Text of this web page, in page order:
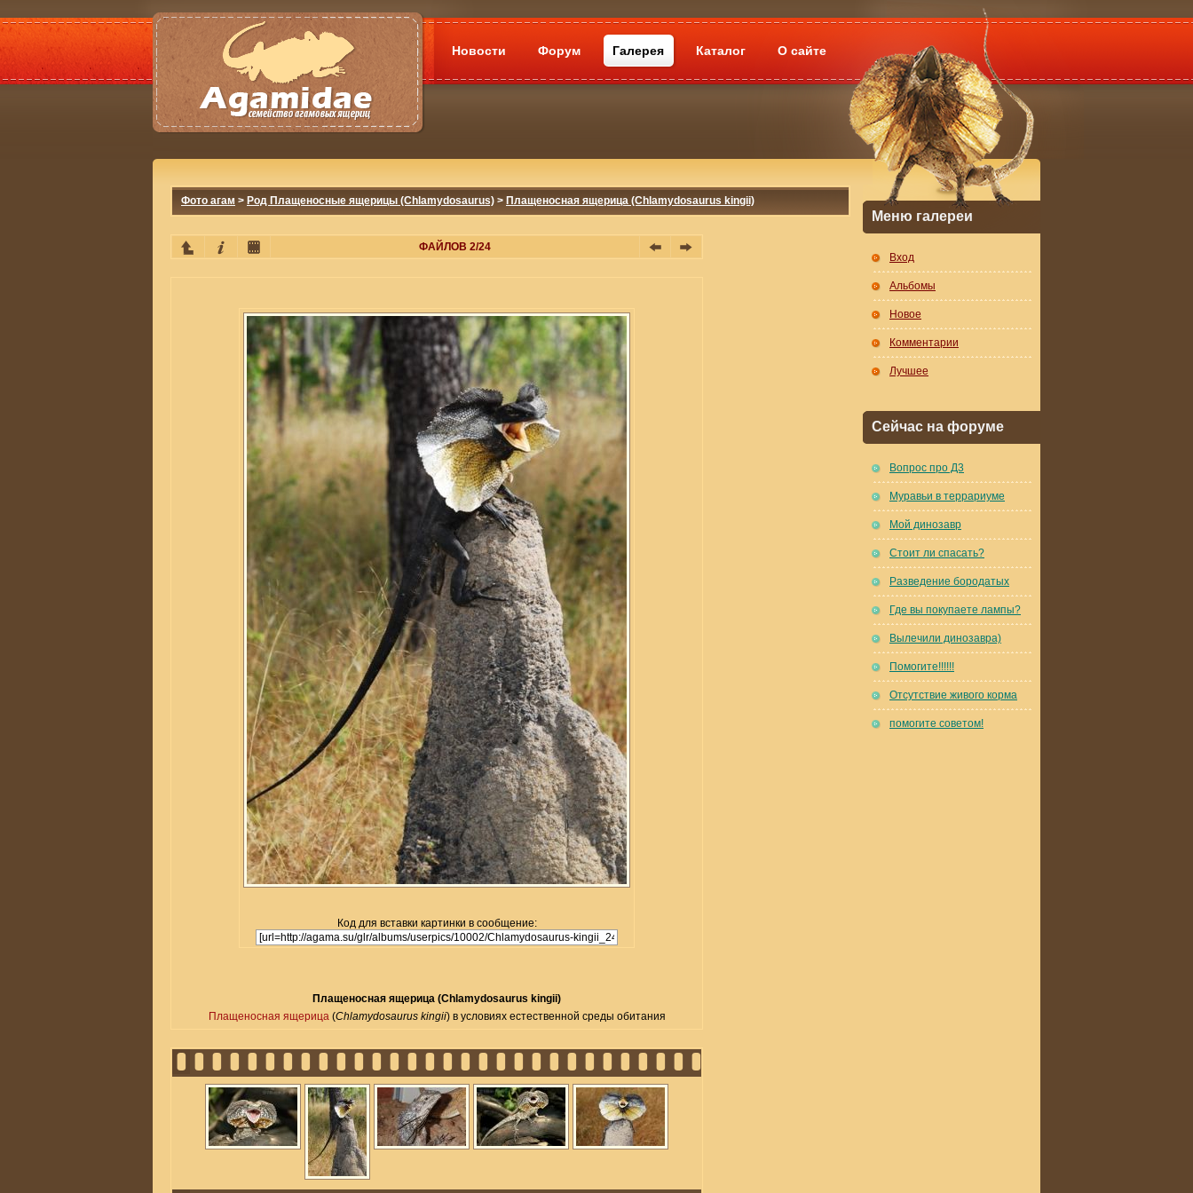
Новости Форум Галерея Каталог О сайте
Фото агам > Род Плащеносные ящерицы (Chlamydosaurus) > Плащеносная ящерица (Chlamydosaurus kingii)
ФАЙЛОВ 2/24
Код для вставки картинки в сообщение:
Плащеносная ящерица (Chlamydosaurus kingii)
Плащеносная ящерица(Chlamydosaurus kingii) в условиях естественной среды обитания
Меню галереи
Вход
Альбомы
Новое
Комментарии
Лучшее
Сейчас на форуме
Вопрос про Д3
Муравьи в террариуме
Мой динозавр
Стоит ли спасать?
Разведение бородатых
Где вы покупаете лампы?
Вылечили динозавра)
Помогите!!!!!!
Отсутствие живого корма
помогите советом!